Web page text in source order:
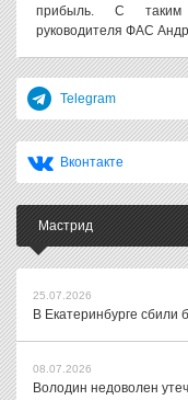
прибыль. С таким
руководителя ФАС
Telegram
Вконтакте
Мастрид
25.07.2026
В Екатеринбурге сбили
08.07.2026
Володин недоволен